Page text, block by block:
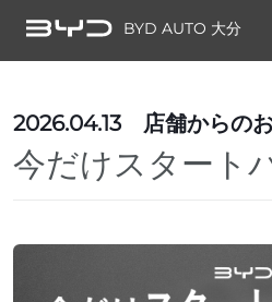
BYD AUTO 大分
2026.04.13 店舗からの
今だけスタート